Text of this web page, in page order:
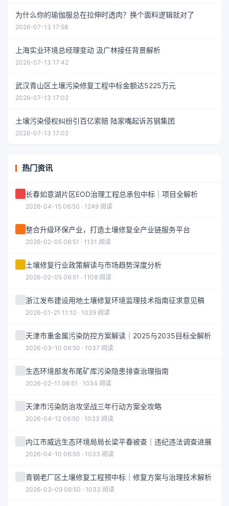
为什么你的瑜伽服总在拉伸时透肉？换个面料逻辑就对了
2026-07-13 17:58
上海实业环境总经理变动 汲广林接任背景解析
2026-07-13 17:42
武汉青山区土壤污染修复工程中标金额达5225万元
2026-07-13 17:02
土壤污染侵权纠纷引百亿索赔 陆家嘴起诉苏钢集团
2026-07-13 17:02
热门资讯
长春如意湖片区EOD治理工程总承包中标｜项目全解析
2026-04-15 06:50 · 1249 阅读
整合升级环保产业，打造土壤修复全产业链服务平台
2026-02-05 06:51 · 1131 阅读
土壤修复行业政策解读与市场趋势深度分析
2026-02-05 06:51 · 1108 阅读
浙江发布建设用地土壤修复环境监理技术指南征求意见稿
2026-01-21 11:10 · 1039 阅读
天津市重金属污染防控方案解读｜2025与2035目标全解析
2026-03-10 06:50 · 1037 阅读
生态环境部发布尾矿库污染隐患排查治理指南
2026-02-11 06:51 · 1034 阅读
天津市污染防治攻坚战三年行动方案全攻略
2026-04-12 06:50 · 1033 阅读
内江市威远生态环境局局长梁平春被查｜违纪违法调查进展
2026-04-10 06:50 · 1033 阅读
青钢老厂区土壤修复工程预中标｜修复方案与治理技术解析
2026-03-09 06:50 · 1033 阅读